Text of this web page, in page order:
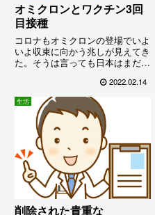
オミクロンとワクチン3回
目接種
コロナもオミクロンの登場でいよ
いよ収束に向かう兆しが見えてき
た。そうは言っても日本はまだモ
い鎖国状態をなんとかしろという
声も上がっているらしい。オミク
ロン下での子供へのワクチン接種
はお勧めしない立場の私として
2022.02.14
生活
削除された貴重な